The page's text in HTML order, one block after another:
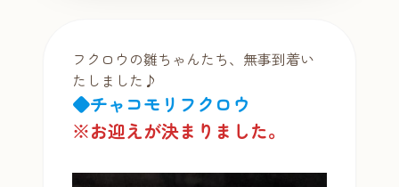
フクロウの雛ちゃんたち、無事到着い
たしました♪
◆チャコモリフクロウ
※お迎えが決まりました。